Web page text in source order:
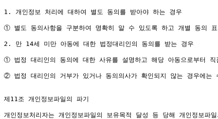
1. 개인정보 처리에 대하여 별도 동의를 받아야 하는 경우
① 별도 동의사항을 구분하여 명확히 알 수 있도록 하고 개별 동의 표
2. 만 14세 미만 아동에 대한 법정대리인의 동의를 받는 경우
① 법정 대리인의 동의에 대한 사유를 설명하고 해당 아동으로부터
② 법정 대리인의 거부가 있거나 동의의사가 확인되지 않는 경우에는
제11조 개인정보파일의 파기
개인정보처리자는 개인정보파일의 보유목적 달성 등 당해 개인정보